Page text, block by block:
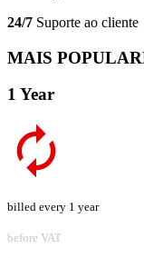
24/7 Suporte ao cliente
MAIS
1 Year
billed every 1 year
before VAT